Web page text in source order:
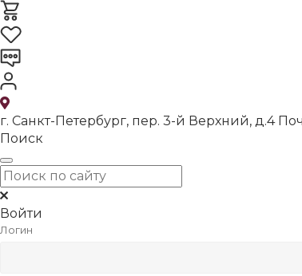
г. Санкт-Петербург, пер. 3-й Верхний, д.4
Поиск
Войти
Логин